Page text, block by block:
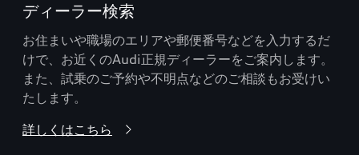
ディーラー検索
お住まいや職場のエリアや郵便番号などを入力するだ
けで、お近くのAudi正規ディーラーをご案内します。
また、試乗のご予約や不明点などのご相談もお受けい
たします。
詳しくはこちら